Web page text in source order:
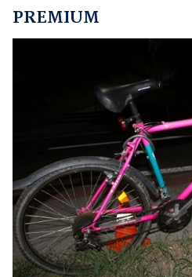
PREMIUM